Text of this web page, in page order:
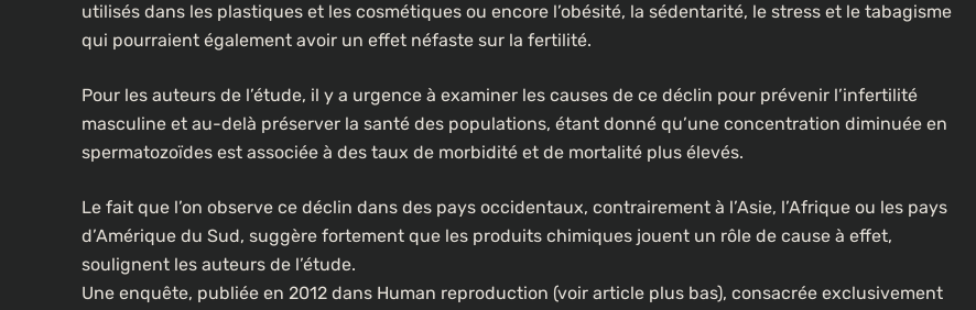
utilisés dans les plastiques et les cosmétiques ou encore l’obésité, la sédentarité, le stress et le tabagisme
qui pourraient également avoir un effet néfaste sur la fertilité.
Pour les auteurs de l’étude, il y a urgence à examiner les causes de ce déclin pour prévenir l’infertilité
masculine et au-delà préserver la santé des populations, étant donné qu’une concentration diminuée en
spermatozoïdes est associée à des taux de morbidité et de mortalité plus élevés.
Le fait que l’on observe ce déclin dans des pays occidentaux, contrairement à l’Asie, l’Afrique ou les pays
d’Amérique du Sud, suggère fortement que les produits chimiques jouent un rôle de cause à effet,
soulignent les auteurs de l’étude.
Une enquête, publiée en 2012 dans Human reproduction (voir article plus bas), consacrée exclusivement